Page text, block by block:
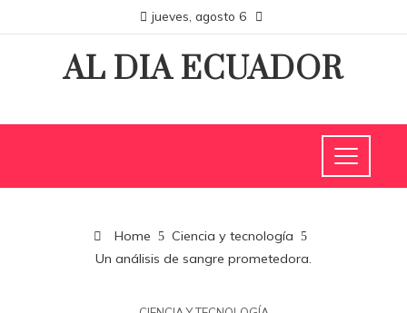
jueves, agosto 6
AL DIA ECUADOR
Home
Ciencia y tecnología
Un análisis de sangre prometedora.